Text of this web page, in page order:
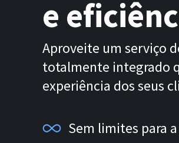
e
Aproveite um serviço
totalmente integrado
experiência dos seus
Sem limites para